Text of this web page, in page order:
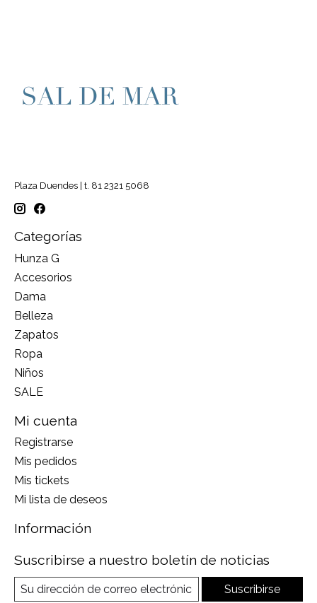
Plaza Duendes | t. 81 2321 5068
Categorías
Hunza G
Accesorios
Dama
Belleza
Zapatos
Ropa
Niños
SALE
Mi cuenta
Registrarse
Mis pedidos
Mis tickets
Mi lista de deseos
Información
Suscribirse a nuestro boletín de noticias
Suscribirse